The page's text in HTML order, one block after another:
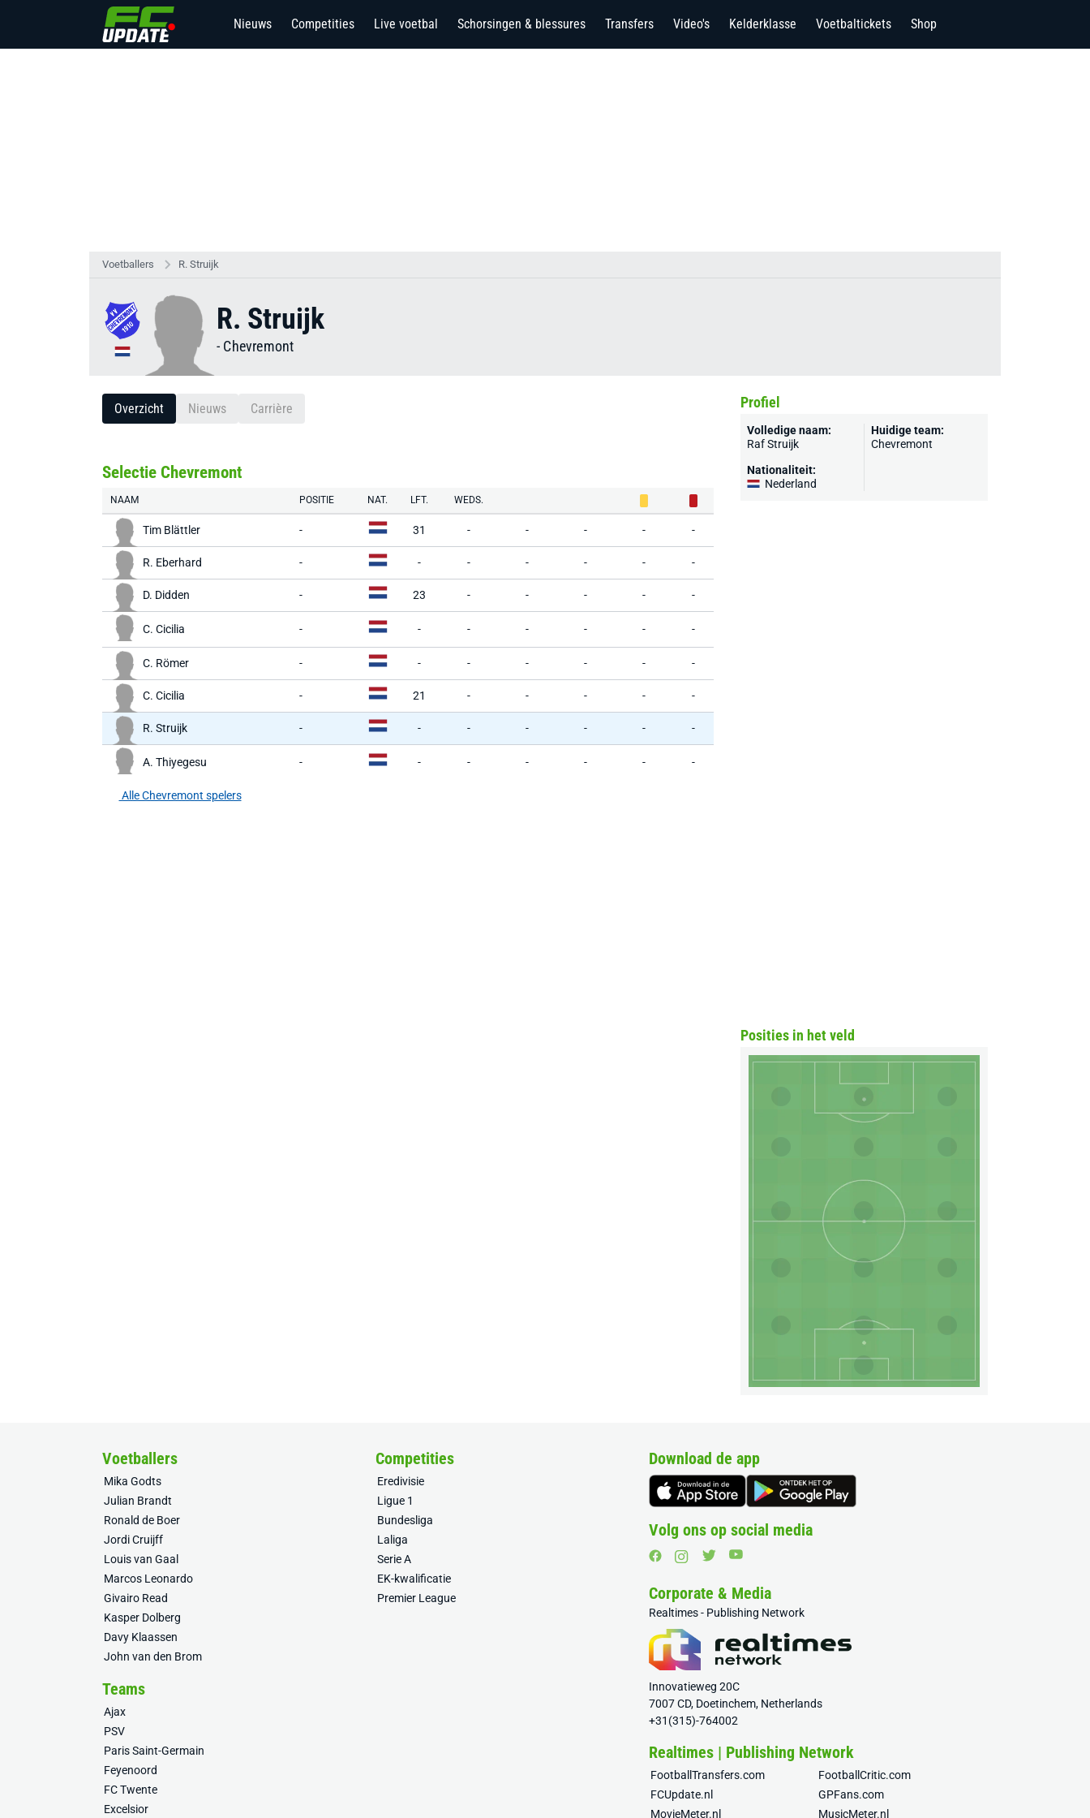
Nieuws Competities Live voetbal Schorsingen & blessures Transfers Video's Kelderklasse Voetbaltickets Shop
Voetballers R. Struijk
R. Struijk
- Chevremont
Overzicht Nieuws Carrière
Selectie Chevremont
NAAM POSITIE NAT. LFT. WEDS.
Tim Blättler - 31 - - - - -
R. Eberhard - - - - - - -
D. Didden - 23 - - - - -
C. Cicilia - - - - - - -
C. Römer - - - - - - -
C. Cicilia - 21 - - - - -
R. Struijk - - - - - - -
A. Thiyegesu - - - - - - -
Alle Chevremont spelers
Profiel
Volledige naam:
Raf Struijk
Nationaliteit:
Nederland
Huidige team:
Chevremont
Posities in het veld
Voetballers
Mika Godts
Julian Brandt
Ronald de Boer
Jordi Cruijff
Louis van Gaal
Marcos Leonardo
Givairo Read
Kasper Dolberg
Davy Klaassen
John van den Brom
Competities
Eredivisie
Ligue 1
Bundesliga
Laliga
Serie A
EK-kwalificatie
Premier League
Teams
Ajax
PSV
Paris Saint-Germain
Feyenoord
FC Twente
Excelsior
Download de app
Volg ons op social media
Corporate & Media
Realtimes - Publishing Network
Innovatieweg 20C
7007 CD, Doetinchem, Netherlands
+31(315)-764002
Realtimes | Publishing Network
FootballTransfers.com
FootballCritic.com
FCUpdate.nl
GPFans.com
MovieMeter.nl
MusicMeter.nl